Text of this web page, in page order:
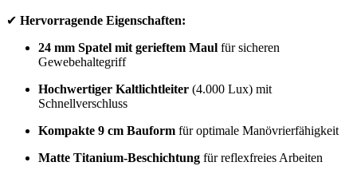
✔ Hervorragende Eigenschaften:
24 mm Spatel mit gerieftem Maul für sicheren
Gewebehaltegriff
Hochwertiger Kaltlichtleiter (4.000 Lux) mit
Schnellverschluss
Kompakte 9 cm Bauform für optimale Manövrierfähigkeit
Matte Titanium-Beschichtung für reflexfreies Arbeiten